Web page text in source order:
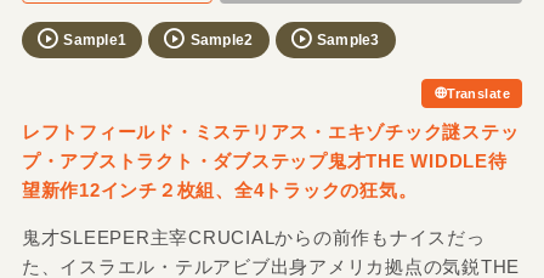
Sample1 Sample2 Sample3
Translate
レフトフィールド・ミステリアス・エキゾチック謎ステッ
プ・アブストラクト・ダブステップ鬼才THE WIDDLE待
望新作12インチ２枚組、全4トラックの狂気。
鬼才SLEEPER主宰CRUCIALからの前作もナイスだっ
た、イスラエル・テルアビブ出身アメリカ拠点の気鋭THE